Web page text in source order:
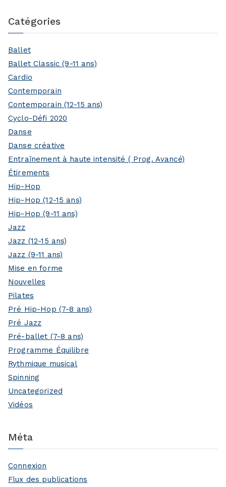
Catégories
Ballet
Ballet Classic (9-11 ans)
Cardio
Contemporain
Contemporain (12-15 ans)
Cyclo-Défi 2020
Danse
Danse créative
Entraînement à haute intensité ( Prog. Avancé)
Étirements
Hip-Hop
Hip-Hop (12-15 ans)
Hip-Hop (9-11 ans)
Jazz
Jazz (12-15 ans)
Jazz (9-11 ans)
Mise en forme
Nouvelles
Pilates
Pré Hip-Hop (7-8 ans)
Pré Jazz
Pré-ballet (7-8 ans)
Programme Équilibre
Rythmique musical
Spinning
Uncategorized
Vidéos
Méta
Connexion
Flux des publications